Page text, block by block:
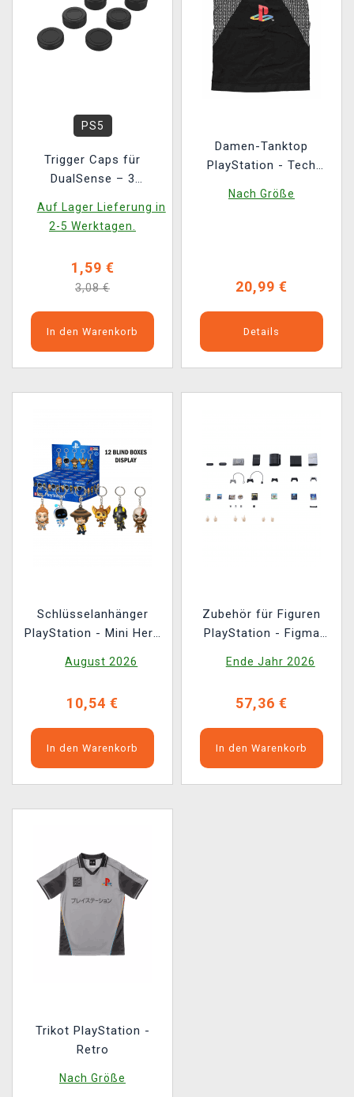
PS5
Trigger Caps für
DualSense – 3
Auf Lager Lieferung in
2-5 Werktagen.
1,59 €
3,08 €
In den Warenkorb
Damen-Tanktop
PlayStation - Tech
Nach Größe
20,99 €
Details
Schlüsselanhänger
PlayStation - Mini Hero
August 2026
10,54 €
In den Warenkorb
Zubehör für Figuren
PlayStation - Figma
Ende Jahr 2026
57,36 €
In den Warenkorb
Trikot PlayStation -
Retro
Nach Größe